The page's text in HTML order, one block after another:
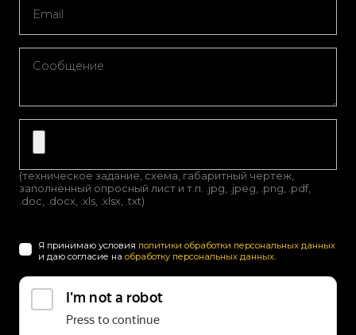
(техническое задание, схема, габаритный чертеж,
заполненный опросный лист и т.п. .jpg, .jpeg, .png, .pdf,
.doc, .docx, .xls, .xlsx, .txt)
Я принимаю условия политики обработки персональных данных
и даю согласие на обработку персональных данных.